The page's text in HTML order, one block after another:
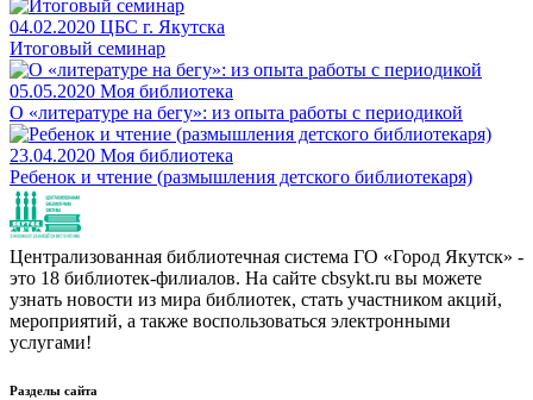
04.02.2020 ЦБС г. Якутска
Итоговый семинар
05.05.2020 Моя библиотека
О «литературе на бегу»: из опыта работы с периодикой
23.04.2020 Моя библиотека
Ребенок и чтение (размышления детского библиотекаря)
Централизованная библиотечная система ГО «Город Якутск» -
это 18 библиотек-филиалов. На сайте cbsykt.ru вы можете
узнать новости из мира библиотек, стать участником акций,
мероприятий, а также воспользоваться электронными
услугами!
Разделы сайта